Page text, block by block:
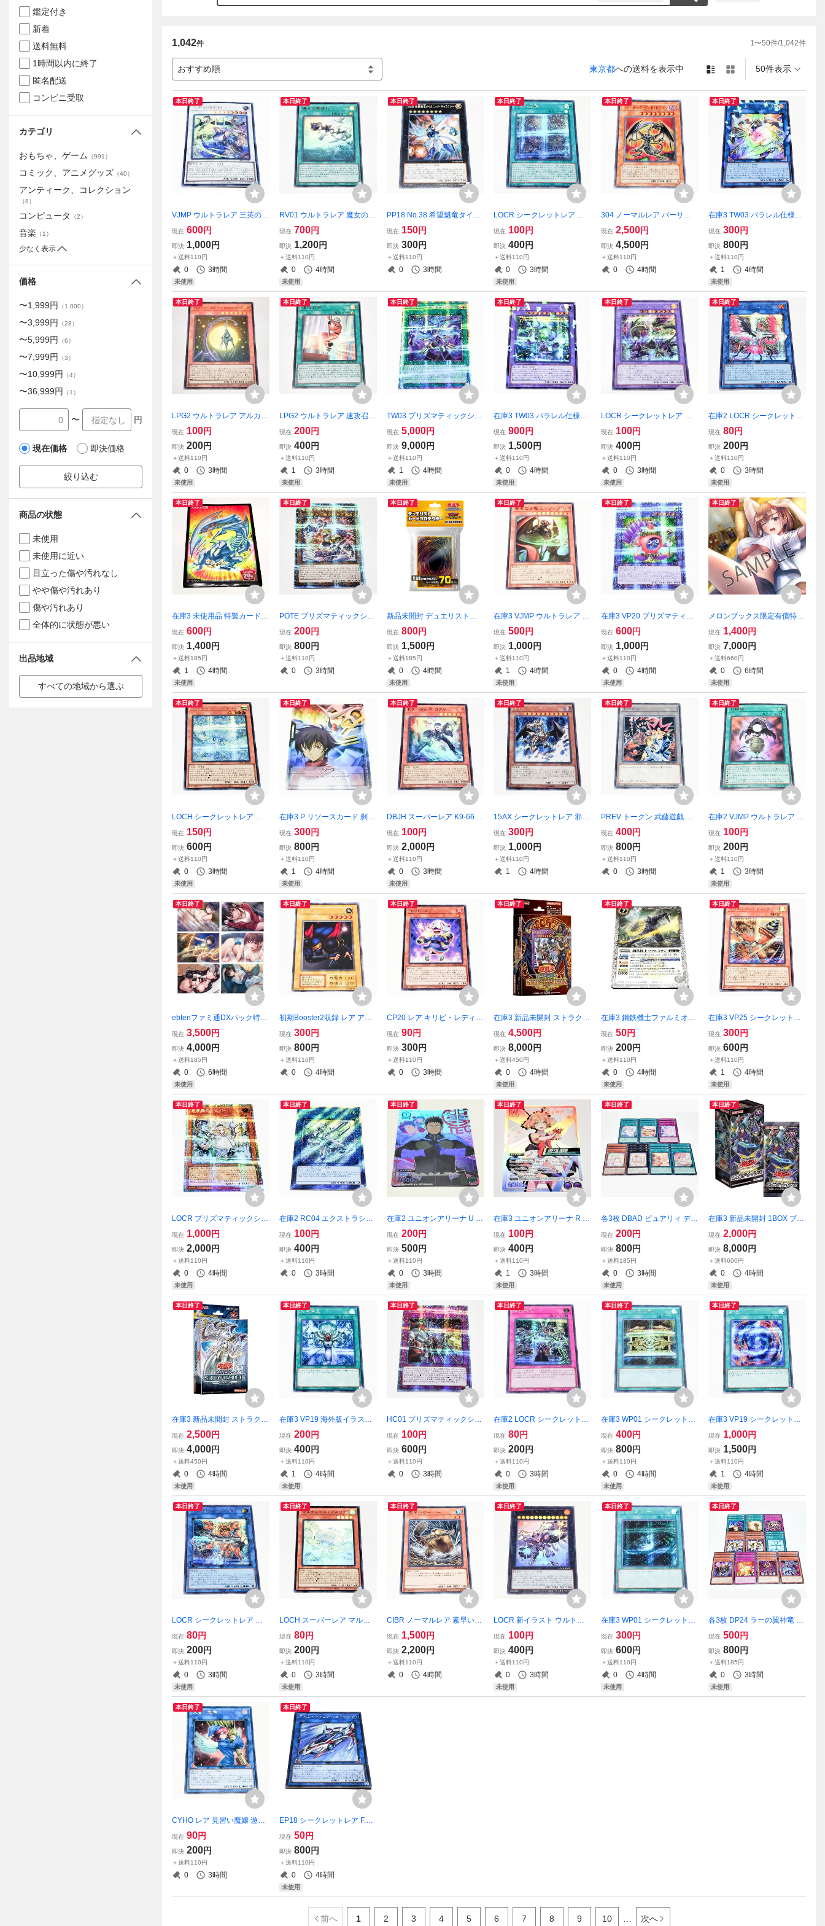
1,042件 1〜50件/1,042件
おすすめ順 東京都への送料を表示中 50件表示
本日終了
VJMP ウルトラレア 三英の相
剣師 遊戯王OCG 相剣 アルバ
ス
現在 600円
即決 1,000円
＋送料110円
0 3時間
未使用
本日終了
RV01 ウルトラレア 魔女の聖
夜行 遊戯王OCG ウィッチク
ラフト
現在 700円
即決 1,200円
＋送料110円
0 4時間
未使用
本日終了
PP18 No.38 希望魁竜タイタ
ニック・ギャラクシー 遊戯
王OCG フォトン
現在 150円
即決 300円
＋送料110円
0 3時間
本日終了
LOCR シークレットレア 原
石の皇脈 遊戯王OCG シク
現在 100円
即決 400円
＋送料110円
0 3時間
未使用
本日終了
304 ノーマルレア バーサー
ク・デッド・ドラゴン 遊戯
王OCG ノーレア
現在 2,500円
即決 4,500円
＋送料110円
0 4時間
本日終了
在庫3 TW03 パラレル仕様ウ
ルトラレア ドラグニティロ
ード-ゲオルギアス 遊戯王OC
G ウルパラ ドラグニティ
現在 300円
即決 800円
＋送料110円
1 4時間
未使用
本日終了
LPG2 ウルトラレア アルカナ
フォースXII-THE HANGED M
AN 遊戯王OCG
現在 100円
即決 200円
＋送料110円
0 3時間
未使用
本日終了
LPG2 ウルトラレア 速攻召喚
遊戯王OCG
現在 200円
即決 400円
＋送料110円
1 3時間
未使用
本日終了
TW03 プリズマティックシー
クレットレア 凍てし心が映
す神影 遊戯王OCG プリシク
シャドール
現在 5,000円
即決 9,000円
＋送料110円
1 4時間
未使用
本日終了
在庫3 TW03 パラレル仕様シ
ークレットレア エルシャド
ール・メシャフレール 遊戯
王OCG シクパラ シャドール
現在 900円
即決 1,500円
＋送料110円
0 4時間
未使用
本日終了
LOCR シークレットレア 四
天の龍 スターヴ・ヴェノ
ム・フュージョン・ドラゴン
遊戯王OCG シク 捕食植物
現在 100円
即決 400円
＋送料110円
0 3時間
未使用
本日終了
在庫2 LOCR シークレットレ
ア トロイメア・フェニック
ス 遊戯王OCG シク
現在 80円
即決 200円
＋送料110円
0 3時間
未使用
本日終了
在庫3 未使用品 特製カードプ
ロテクター 10枚入り 青眼の
白龍 遊戯王OCG 20th ANNIV
ERSARY SPECIAL カードス
リーブ Vol.1 ブルーアイズ
現在 600円
即決 1,400円
＋送料185円
1 4時間
未使用
本日終了
POTE プリズマティックシー
クレットレア セリオンズ・
イレギュラー 遊戯王OCG プ
リシク
現在 200円
即決 800円
＋送料110円
0 3時間
本日終了
新品未開封 デュエリストカ
ードプロテクター 共通面 ホ
ログラムVer. 遊戯王OCG RU
SH DUEL DUELIST CARD P
ROTECTOR カードスリーブ
裏面
現在 800円
即決 1,500円
＋送料185円
0 4時間
未使用
本日終了
在庫3 VJMP ウルトラレア 邪
悪なる魔王-ゾーク 遊戯王OC
G 闇バクラ 獏良了
現在 500円
即決 1,000円
＋送料110円
1 4時間
未使用
本日終了
在庫3 VP20 プリズマティッ
クシークレットレア 時の魔
導士 遊戯王OCG プリシク 時
の魔導師
現在 600円
即決 1,000円
＋送料110円
0 4時間
未使用
本日終了
メロンブックス限定有償特典
描き下ろしB2タペストリー
古賀希望 制服カノジョ2.5 エ
ンターグラム 桐沢さき 葉月
玉兎
現在 1,400円
即決 7,000円
＋送料660円
0 6時間
未使用
本日終了
LOCH シークレットレア マ
ルチャミー・プルリア 遊戯
王OCG シク
現在 150円
即決 600円
＋送料110円
0 3時間
未使用
本日終了
在庫3 P リソースカード 刹
那・F・セイエイ RP-022 機
動戦士ガンダム00 GUNDAM
ガンダム CARD GAME カー
ドゲーム Vジャンプ付録 OO
現在 300円
即決 800円
＋送料110円
1 4時間
未使用
本日終了
DBJH スーパーレア K9-66a
号 ヨクル 遊戯王OCG
現在 100円
即決 2,000円
＋送料110円
0 3時間
未使用
本日終了
15AX シークレットレア 邪神
イレイザー 遊戯王OCG シク
現在 300円
即決 1,000円
＋送料110円
1 4時間
本日終了
PREV トークン 武藤遊戯 破
壊竜ガンドラ 遊戯王OCG 表
現在 400円
即決 800円
＋送料110円
0 3時間
本日終了
在庫2 VJMP ウルトラレア 月
輪鏡 遊戯王OCG
現在 100円
即決 200円
＋送料110円
1 3時間
未使用
本日終了
ebtenファミ通DXパック特典
L版ブロマイド10枚セット 許
斐ゆい 玉依ひまり 八尋実桜
桃尻芹香 制服カノジョ2 桐沢
さき 葉月玉兎 エビテン
現在 3,500円
即決 4,000円
＋送料185円
0 6時間
未使用
本日終了
初期Booster2収録 レア アサ
シン 遊戯王OCG
現在 300円
即決 800円
＋送料110円
0 4時間
本日終了
CP20 レア キリビ・レディ
遊戯王OCG
現在 90円
即決 300円
＋送料110円
0 3時間
本日終了
在庫3 新品未開封 ストラクチ
ャーデッキ 武藤遊戯 遊戯王
OCG STRUCTURE DECK 磁
石の戦士 マグネット・ウォ
リアー 闇遊戯
現在 4,500円
即決 8,000円
＋送料450円
0 4時間
未使用
本日終了
在庫3 鋼鉄機士ファルミオン
P24-02 Battle Spirits バトル
スピリッツ Vジャンプ付録 カ
ード
現在 50円
即決 200円
＋送料110円
0 4時間
未使用
本日終了
在庫3 VP25 シークレットレ
ア ドリル・アームド・ドラ
ゴン 遊戯王OCG シク 万丈目
準
現在 300円
即決 600円
＋送料110円
1 4時間
未使用
本日終了
LOCR プリズマティックシー
クレットレア 白き森のリゼ
ット 遊戯王OCG プリシク
現在 1,000円
即決 2,000円
＋送料110円
0 4時間
未使用
本日終了
在庫2 RC04 エクストラシー
クレットレア コード・トー
カー・インヴァート 遊戯王O
CG EXシク Playmaker 藤木
遊作
現在 100円
即決 400円
＋送料110円
0 3時間
本日終了
在庫2 ユニオンアリーナ U 日
比野カフカ UAPR/KJ8-1-061
怪獣8号 トレーディングカー
ドゲーム UNION AREA Vジ
ャンプ付録 カード
現在 200円
即決 500円
＋送料110円
0 3時間
未使用
本日終了
在庫3 ユニオンアリーナ R フ
レイア・ヴィオン UAPR/MC
R-2-035 マクロスΔ トレーデ
ィングカードゲーム UNION
AREA Vジャンプ付録 カード
現在 100円
即決 400円
＋送料110円
1 3時間
未使用
本日終了
各3枚 DBAD ピュアリィ デッ
キパーツ 遊戯王OCG エピュ
アリィ・ハピネス ストレ
イ・ピュアリィ・ストリート
ピュアリィ・ハッピーメモリ
ー
現在 200円
即決 800円
＋送料185円
0 3時間
未使用
本日終了
在庫3 新品未開封 1BOX ブー
スターSP ウィング・レイダ
ーズ 遊戯王OCG ブースター
スペシャル
現在 2,000円
即決 8,000円
＋送料600円
0 4時間
未使用
本日終了
在庫3 新品未開封 ストラクチ
ャーデッキ 青き眼の光臨 遊
戯王OCG STRUCTURE DEC
K ブルーアイズ 海馬瀬人
現在 2,500円
即決 4,000円
＋送料450円
0 4時間
未使用
本日終了
在庫3 VP19 海外版イラスト
シークレットレア 死者蘇生
遊戯王OCG イラスト違い 絵
違い
現在 200円
即決 400円
＋送料110円
1 4時間
未使用
本日終了
HC01 プリズマティックシー
クレットレア 運命の囚人 遊
戯王OCG プリシク Playmak
er 藤木遊作
現在 100円
即決 600円
＋送料110円
0 3時間
本日終了
在庫2 LOCR シークレットレ
ア 御前試合 遊戯王OCG シク
現在 80円
即決 200円
＋送料110円
0 3時間
未使用
本日終了
在庫3 WP01 シークレットレ
ア 封印の黄金櫃 遊戯王OCG
シク 武藤遊戯
現在 400円
即決 800円
＋送料110円
0 4時間
未使用
本日終了
在庫3 VP19 シークレットレ
ア 融合 遊戯王OCG シク E・
HERO
現在 1,000円
即決 1,500円
＋送料110円
1 4時間
未使用
本日終了
LOCR シークレットレア ト
ロイメア・ケルベロス 遊戯
王OCG シク
現在 80円
即決 200円
＋送料110円
0 3時間
未使用
本日終了
LOCH スーパーレア マルチ
ャミー・プルリア 遊戯王OC
G
現在 80円
即決 200円
＋送料110円
0 3時間
未使用
本日終了
CIBR ノーマルレア 素早いビ
ーバー 遊戯王OCG ノーレア
現在 1,500円
即決 2,200円
＋送料110円
0 4時間
本日終了
LOCR 新イラスト ウルトラ
レア 厄災の星ティ・フォン
遊戯王OCG イラスト違い 絵
違い デフォルメ
現在 100円
即決 400円
＋送料110円
0 3時間
未使用
本日終了
在庫3 WP01 シークレットレ
ア ブラック・ホール 遊戯王
OCG シク
現在 300円
即決 600円
＋送料110円
0 4時間
未使用
本日終了
各3枚 DP24 ラーの翼神竜 デ
ッキパーツ 遊戯王OCG マリ
ク 三幻神 リアクター・スラ
イム 太陽神合一 処刑人-マキ
ュラ ジュラゲド 死者蘇生
現在 500円
即決 800円
＋送料185円
0 3時間
未使用
本日終了
CYHO レア 見習い魔嬢 遊戯
王OCG
現在 90円
即決 200円
＋送料110円
0 3時間
本日終了
EP18 シークレットレア F.A.
シャイニングスターGT 遊戯
王OCG シク
現在 50円
即決 800円
＋送料110円
0 4時間
未使用
前へ 1 2 3 4 5 6 7 8 9 10 次へ
鑑定付き
新着
送料無料
1時間以内に終了
匿名配送
コンビニ受取
カテゴリ
おもちゃ、ゲーム （991 ）
コミック、アニメグッズ （40）
アンティーク、コレクション
（8）
コンピュータ （2）
音楽 （1 ）
少なく表示
価格
〜1,999円 （1,000）
〜3,999円 （28）
〜5,999円 （6）
〜7,999円 （3）
〜10,999円 （4）
〜36,999円 （1 ）
〜 円
現在価格 即決価格
絞り込む
商品の状態
未使用
未使用に近い
目立った傷や汚れなし
やや傷や汚れあり
傷や汚れあり
全体的に状態が悪い
出品地域
すべての地域から選ぶ